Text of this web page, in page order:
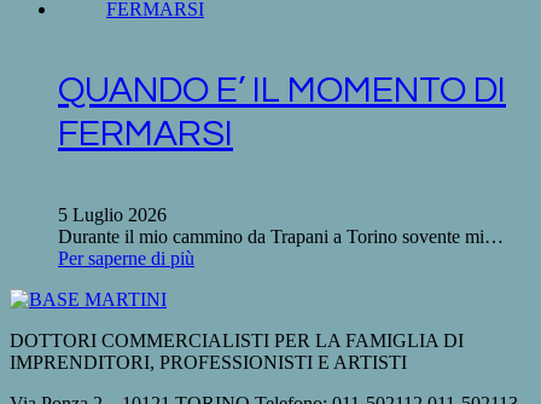
QUANDO E’ IL MOMENTO DI
FERMARSI
5 Luglio 2026
Durante il mio cammino da Trapani a Torino sovente mi…
Per saperne di più
DOTTORI COMMERCIALISTI PER LA FAMIGLIA DI
IMPRENDITORI, PROFESSIONISTI E ARTISTI